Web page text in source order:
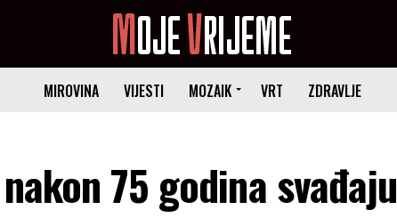
MIROVINA VIJESTI MOZAIK VRT ZDRAVLJE
75 godina svađaju